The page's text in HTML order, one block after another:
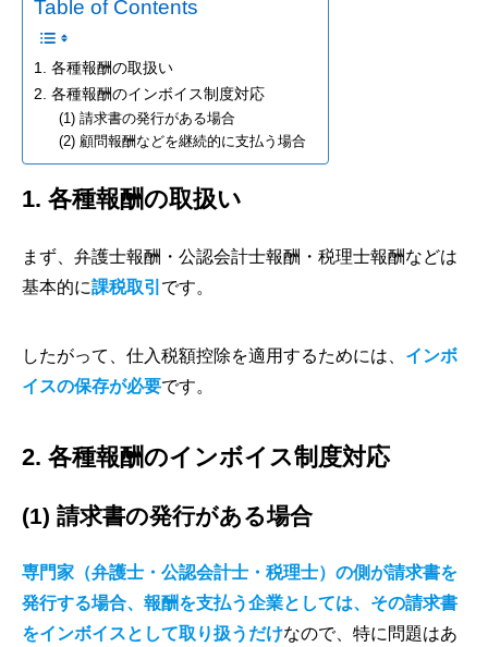
Table of Contents
1. 各種報酬の取扱い
2. 各種報酬のインボイス制度対応
(1) 請求書の発行がある場合
(2) 顧問報酬などを継続的に支払う場合
1. 各種報酬の取扱い
まず、弁護士報酬・公認会計士報酬・税理士報酬などは
基本的に課税取引 です。
したがって、仕入税額控除を適用するためには、 インボ
イスの保存が必要です。
2. 各種報酬のインボイス制度対応
(1) 請求書の発行がある場合
専門家（弁護士・公認会計士・税理士）の側が請求書を
発行する場合、報酬を支払う企業としては、その請求書
をインボイスとして取り扱うだけなので、特に問題はあ